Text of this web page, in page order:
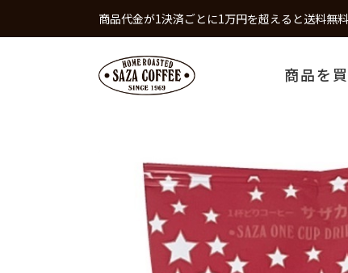
商品代金が1決済ごとに1万円を超えると送料無
商品を